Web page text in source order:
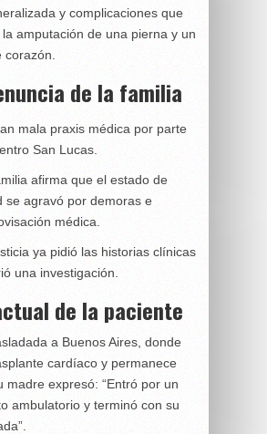
y complicaciones que
amputación de una pierna y un
de la familia
mala praxis médica por parte
San Lucas.
afirma que el estado de
se agravó por demoras e
médica.
ya pidió las historias clínicas
una investigación.
de la paciente
a Buenos Aires, donde
cardíaco y permanece
madre expresó: “Entró por un
ambulatorio y terminó con su